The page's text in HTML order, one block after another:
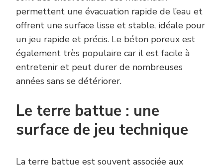
permettent une évacuation rapide de l’eau et
offrent une surface lisse et stable, idéale pour
un jeu rapide et précis. Le béton poreux est
également très populaire car il est facile à
entretenir et peut durer de nombreuses
années sans se détériorer.
Le terre battue : une
surface de jeu technique
La terre battue est souvent associée aux